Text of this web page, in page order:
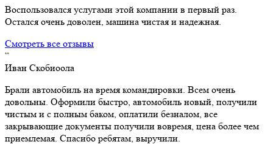
Воспользовался услугами этой компании в первый раз.
Остался очень доволен, машина чистая и надежная.
Смотреть все отзывы
“
Иван Скобиоола
Брали автомобиль на время командировки. Всем очень
довольны. Оформили быстро, автомобиль новый, получили
чистым и с полным баком, оплатили безналом, все
закрывающие документы получили вовремя, цена более чем
приемлемая. Спасибо ребятам, выручили.